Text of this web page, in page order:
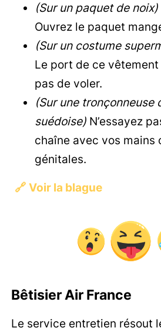
(Sur un paquet de noix)
Ouvrez le paquet
(Sur un costume
Le port de ce
pas de voler.
(Sur une tronçonneuse
suédoise) N’essayez
chaîne avec vos mains
génitales.
🔗 Voir la blague
Bêtisier Air France
Le service entretien résout